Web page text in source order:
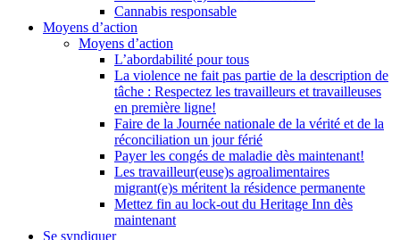
Cannabis responsable
Moyens d’action
Moyens d’action
L’abordabilité pour tous
La violence ne fait pas partie de la description de
tâche : Respectez les travailleurs et travailleuses
en première ligne!
Faire de la Journée nationale de la vérité et de la
réconciliation un jour férié
Payer les congés de maladie dès maintenant!
Les travailleur(euse)s agroalimentaires
migrant(e)s méritent la résidence permanente
Mettez fin au lock-out du Heritage Inn dès
maintenant
Se syndiquer